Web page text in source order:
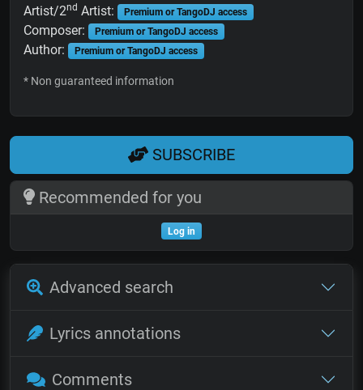
Artist/2nd Artist: Premium or TangoDJ access
Composer: Premium or TangoDJ access
Author: Premium or TangoDJ access
* Non guaranteed information
SUBSCRIBE
Recommended for you
Log in
Advanced search
Lyrics annotations
Comments